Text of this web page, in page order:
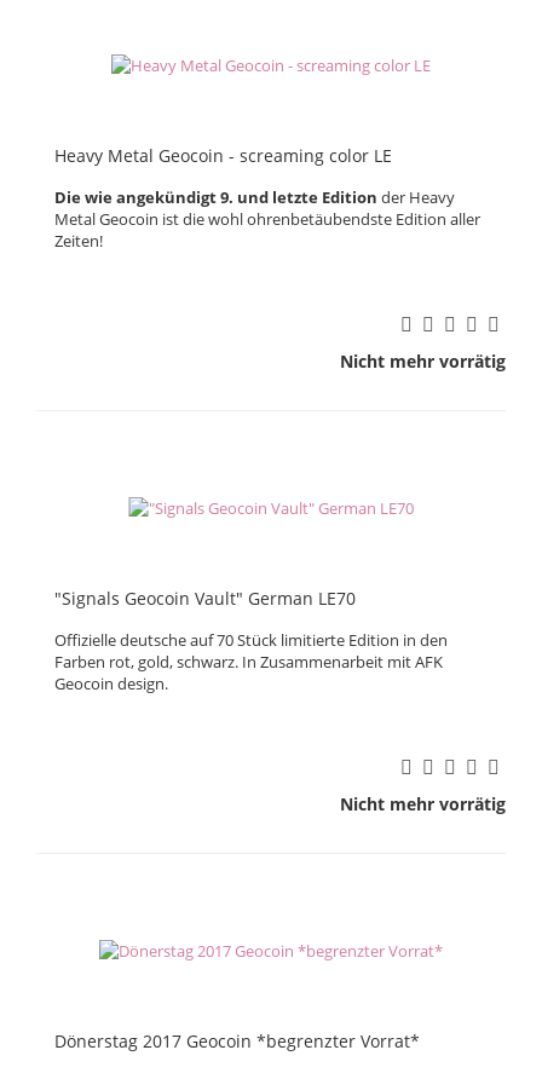
Heavy Metal Geocoin - screaming color LE
Die wie angekündigt 9. und letzte Edition der Heavy
Metal Geocoin ist die wohl ohrenbetäubendste Edition aller
Zeiten!
Nicht mehr vorrätig
"Signals Geocoin Vault" German LE70
Offizielle deutsche auf 70 Stück limitierte Edition in den
Farben rot, gold, schwarz. In Zusammenarbeit mit AFK
Geocoin design.
Nicht mehr vorrätig
Dönerstag 2017 Geocoin *begrenzter Vorrat*